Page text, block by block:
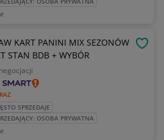
KART PANINI MIX SEZONÓW
STAN BDB + WYBÓR
SPRZEDAJE
OSOBA PRYWATNA